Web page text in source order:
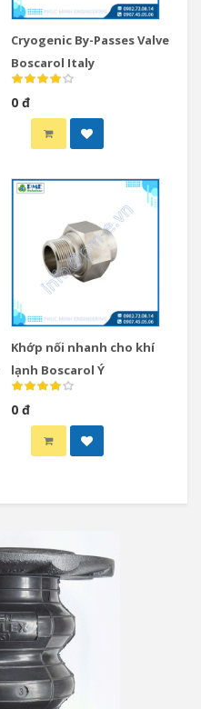
Cryogenic By-Passes Valve
Boscarol Italy
0 đ
Khớp nối nhanh cho khí
lạnh Boscarol Ý
0 đ